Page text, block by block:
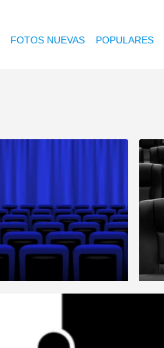
FOTOS NUEVAS POPULARES